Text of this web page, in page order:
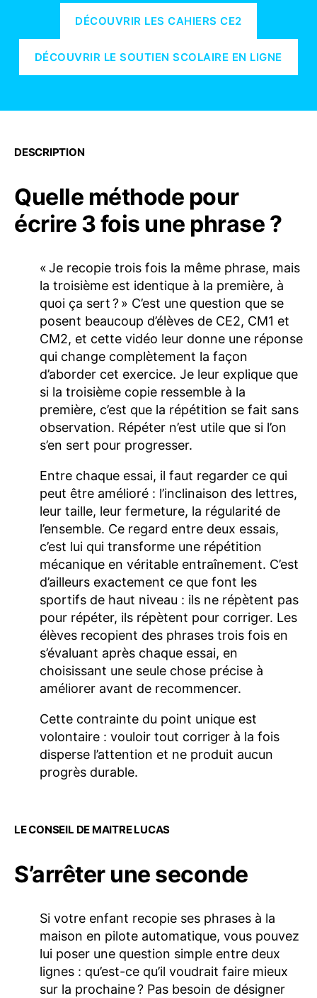
DÉCOUVRIR LES CAHIERS CE2
DÉCOUVRIR LE SOUTIEN SCOLAIRE EN LIGNE
DESCRIPTION
Quelle méthode pour
écrire 3 fois une phrase ?
« Je recopie trois fois la même phrase, mais
la troisième est identique à la première, à
quoi ça sert ? » C’est une question que se
posent beaucoup d’élèves de CE2, CM1 et
CM2, et cette vidéo leur donne une réponse
qui change complètement la façon
d’aborder cet exercice. Je leur explique que
si la troisième copie ressemble à la
première, c’est que la répétition se fait sans
observation. Répéter n’est utile que si l’on
s’en sert pour progresser.
Entre chaque essai, il faut regarder ce qui
peut être amélioré : l’inclinaison des lettres,
leur taille, leur fermeture, la régularité de
l’ensemble. Ce regard entre deux essais,
c’est lui qui transforme une répétition
mécanique en véritable entraînement. C’est
d’ailleurs exactement ce que font les
sportifs de haut niveau : ils ne répètent pas
pour répéter, ils répètent pour corriger. Les
élèves recopient des phrases trois fois en
s’évaluant après chaque essai, en
choisissant une seule chose précise à
améliorer avant de recommencer.
Cette contrainte du point unique est
volontaire : vouloir tout corriger à la fois
disperse l’attention et ne produit aucun
progrès durable.
LE CONSEIL DE MAITRE LUCAS
S’arrêter une seconde
Si votre enfant recopie ses phrases à la
maison en pilote automatique, vous pouvez
lui poser une question simple entre deux
lignes : qu’est-ce qu’il voudrait faire mieux
sur la prochaine ? Pas besoin de désigner